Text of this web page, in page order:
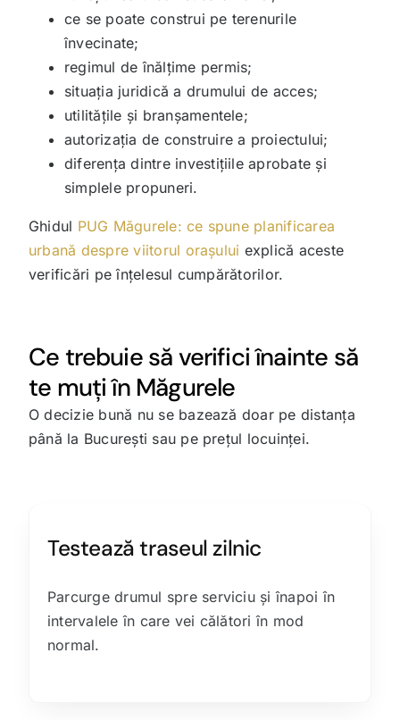
ce se poate construi pe terenurile
învecinate;
regimul de înălțime permis;
situația juridică a drumului de acces;
utilitățile și branșamentele;
autorizația de construire a proiectului;
diferența dintre investițiile aprobate și
simplele propuneri.
Ghidul PUG Măgurele: ce spune planificarea
urbană despre viitorul orașului explică aceste
verificări pe înțelesul cumpărătorilor.
Ce trebuie să verifici înainte să
te muți în Măgurele
O decizie bună nu se bazează doar pe distanța
până la București sau pe prețul locuinței.
Testează traseul zilnic
Parcurge drumul spre serviciu și înapoi în
intervalele în care vei călători în mod
normal.